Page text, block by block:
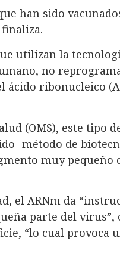
han sido
utilizan la
no
ácido ribonucleico
(OMS), este tipo
método de
muy pequeño
el ARNm da
parte del virus”,
“lo cual provoca